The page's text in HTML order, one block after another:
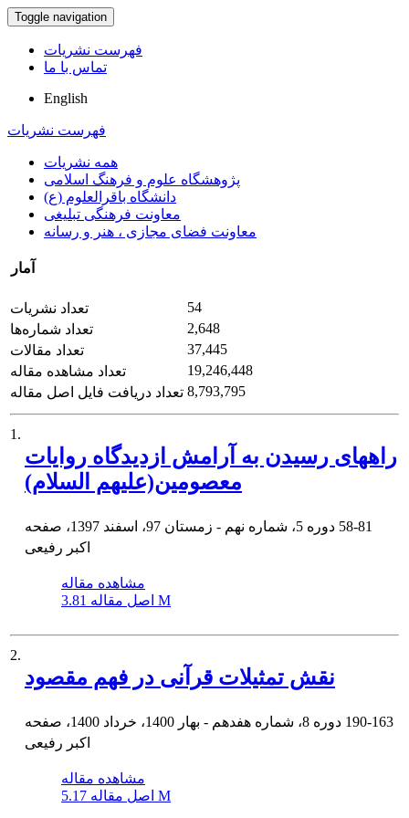
Toggle navigation
فهرست نشریات
تماس با ما
English
فهرست نشریات
همه نشریات
پژوهشگاه علوم و فرهنگ اسلامی
دانشگاه باقرالعلوم (ع)
معاونت فرهنگی تبلیغی
معاونت فضای مجازی ، هنر و رسانه
آمار
تعداد نشریات
54
تعداد شماره‌ها
2,648
تعداد مقالات
37,445
تعداد مشاهده مقاله
19,246,448
تعداد دریافت فایل اصل مقاله 8,793,795
1.
راههای رسیدن به آرامش ازدیدگاه روایات
معصومین(علیهم السلام)
58-81
اکبر رفیعی
مشاهده مقاله
اصل مقاله 3.81 M
2.
نقش تمثیلات قرآنی در فهم مقصود
190-163
اکبر رفیعی
مشاهده مقاله
اصل مقاله 5.17 M